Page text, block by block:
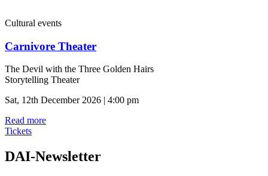
Cultural events
Carnivore Theater
The Devil with the Three Golden Hairs
Storytelling Theater
Sat, 12th December 2026 | 4:00 pm
Read more
Tickets
DAI-Newsletter